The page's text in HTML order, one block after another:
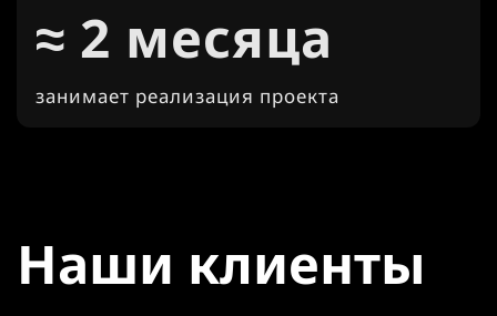
≈ 2 месяца
занимает реализация проекта
Наши клиенты